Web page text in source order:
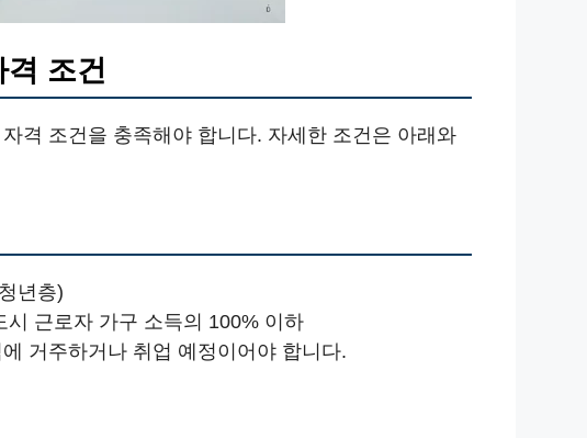
조건
격 조건을 충족해야 합니다. 자세한 조건은 아래와
년층)
시 근로자 가구 소득의 100% 이하
거주하거나 취업 예정이어야 합니다.